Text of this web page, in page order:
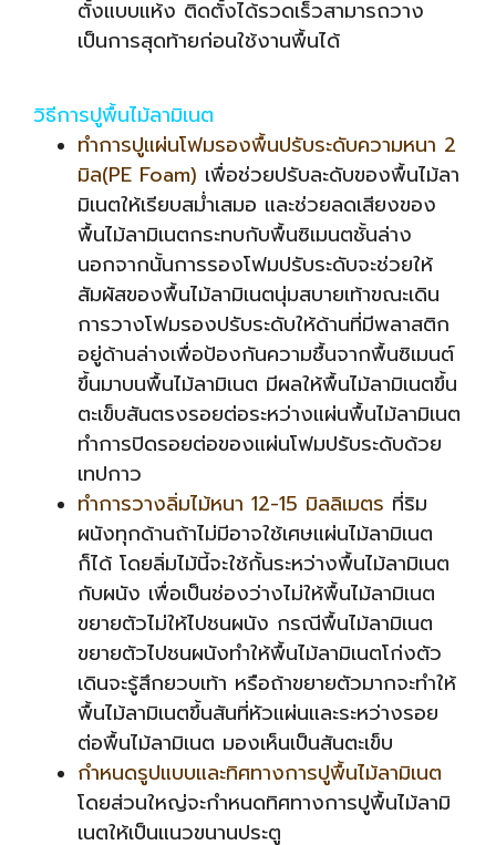
ตั้งแบบแห้ง ติดตั้งได้รวดเร็วสามารถวาง
เป็นการสุดท้ายก่อนใช้งานพื้นได้
วิธีการปูพื้นไม้ลามิเนต
ทำการปูแผ่นโฟมรองพื้นปรับระดับความหนา 2
มิล(PE Foam) เพื่อช่วยปรับละดับของพื้นไม้ลา
มิเนตให้เรียบสม่ำเสมอ และช่วยลดเสียงของ
พื้นไม้ลามิเนตกระทบกับพื้นซิเมนตชั้นล่าง
นอกจากนั้นการรองโฟมปรับระดับจะช่วยให้
สัมผัสของพื้นไม้ลามิเนตนุ่มสบายเท้าขณะเดิน
การวางโฟมรองปรับระดับให้ด้านที่มีพลาสติก
อยู่ด้านล่างเพื่อป้องกันความชื้นจากพื้นซิเมนต์
ขึ้นมาบนพื้นไม้ลามิเนต มีผลให้พื้นไม้ลามิเนตขึ้น
ตะเข็บสันตรงรอยต่อระหว่างแผ่นพื้นไม้ลามิเนต
ทำการปิดรอยต่อของแผ่นโฟมปรับระดับด้วย
เทปกาว
ทำการวางลิ่มไม้หนา 12-15 มิลลิเมตร ที่ริม
ผนังทุกด้านถ้าไม่มีอาจใช้เศษแผ่นไม้ลามิเนต
ก็ได้ โดยลิ่มไม้นี้จะใช้กั้นระหว่างพื้นไม้ลามิเนต
กับผนัง เพื่อเป็นช่องว่างไม่ให้พื้นไม้ลามิเนต
ขยายตัวไม่ให้ไปชนผนัง กรณีพื้นไม้ลามิเนต
ขยายตัวไปชนผนังทำให้พื้นไม้ลามิเนตโก่งตัว
เดินจะรู้สึกยวบเท้า หรือถ้าขยายตัวมากจะทำให้
พื้นไม้ลามิเนตขึ้นสันที่หัวแผ่นและระหว่างรอย
ต่อพื้นไม้ลามิเนต มองเห็นเป็นสันตะเข็บ
กำหนดรูปแบบและทิศทางการปูพื้นไม้ลามิเนต
โดยส่วนใหญ่จะกำหนดทิศทางการปูพื้นไม้ลามิ
เนตให้เป็นแนวขนานประตู